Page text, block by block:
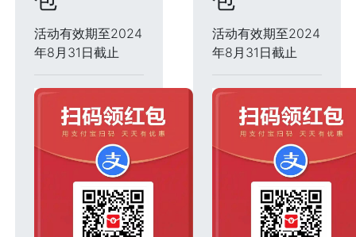
活动有效期至2024
年8月31日截止
活动有效期至2024
年8月31日截止